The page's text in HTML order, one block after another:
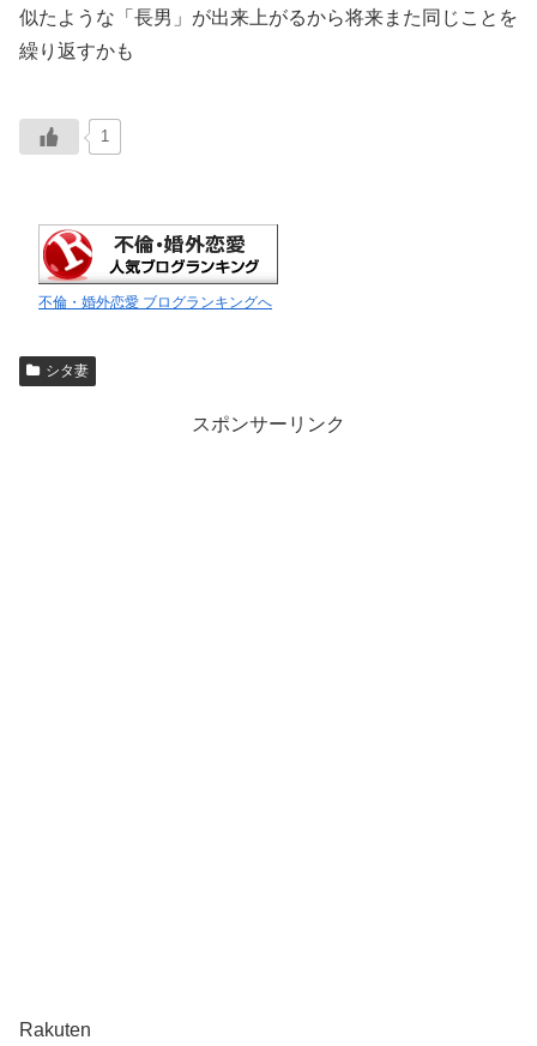
似たような「長男」が出来上がるから将来また同じことを
繰り返すかも
1
不倫・婚外恋愛 ブログランキングへ
シタ妻
スポンサーリンク
Rakuten